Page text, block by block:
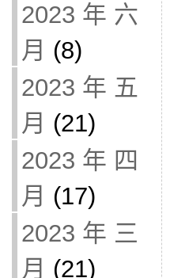
2023 年 六
月 (8)
2023 年 五
月 (21)
2023 年 四
月 (17)
2023 年 三
月 (21)